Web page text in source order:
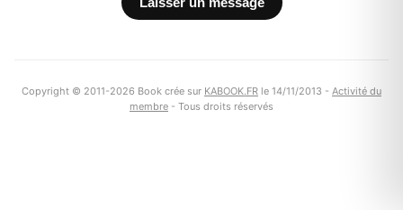
Copyright © 2011-2026 Book crée sur KABOOK.FR le 14/11/2013 - Activité du
membre - Tous droits réservés